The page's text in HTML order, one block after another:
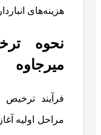
هزینه‌های
نحوه
میرجاوه
فرآیند ترخیص
مراحل اولیه